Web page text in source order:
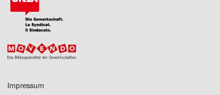
Impressum